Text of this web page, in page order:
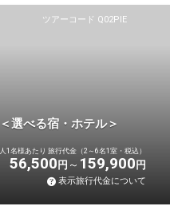
ツアーコード Q02PIE
べる宿・ホテル＞
1名様あたり 旅行代金（2～6名1室・税込）
56,500 円 159,900 円
表示旅行代金について